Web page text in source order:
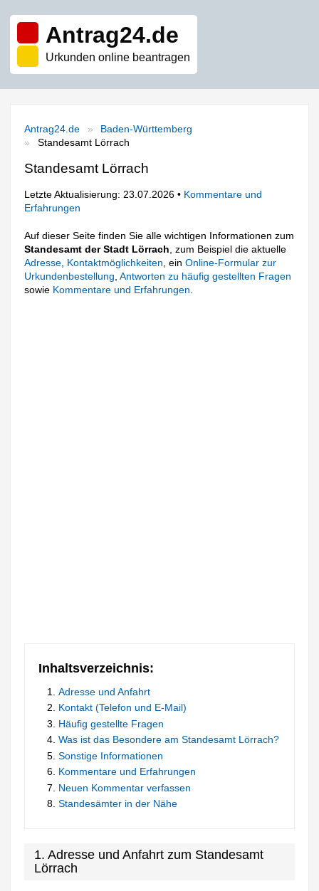
Antrag24.de
Urkunden online beantragen
Antrag24.de
Baden-Württemberg
Standesamt Lörrach
Standesamt Lörrach
Letzte Aktualisierung: 23.07.2026 • Kommentare und
Erfahrungen
Auf dieser Seite finden Sie alle wichtigen Informationen zum
Standesamt der Stadt Lörrach , zum Beispiel die aktuelle
Adresse Kontaktmöglichkeiten , einOnline-Formular zur
Urkundenbestellung ,Antworten zu häufig gestellten Fragen
sowie Kommentare und Erfahrungen
Inhaltsverzeichnis:
Adresse und Anfahrt
Kontakt (Telefon und E-Mail)
Häufig gestellte Fragen
Was ist das Besondere am Standesamt Lörrach?
Sonstige Informationen
Kommentare und Erfahrungen
Neuen Kommentar verfassen
Standesämter in der Nähe
1. Adresse und Anfahrt zum Standesamt
Lörrach